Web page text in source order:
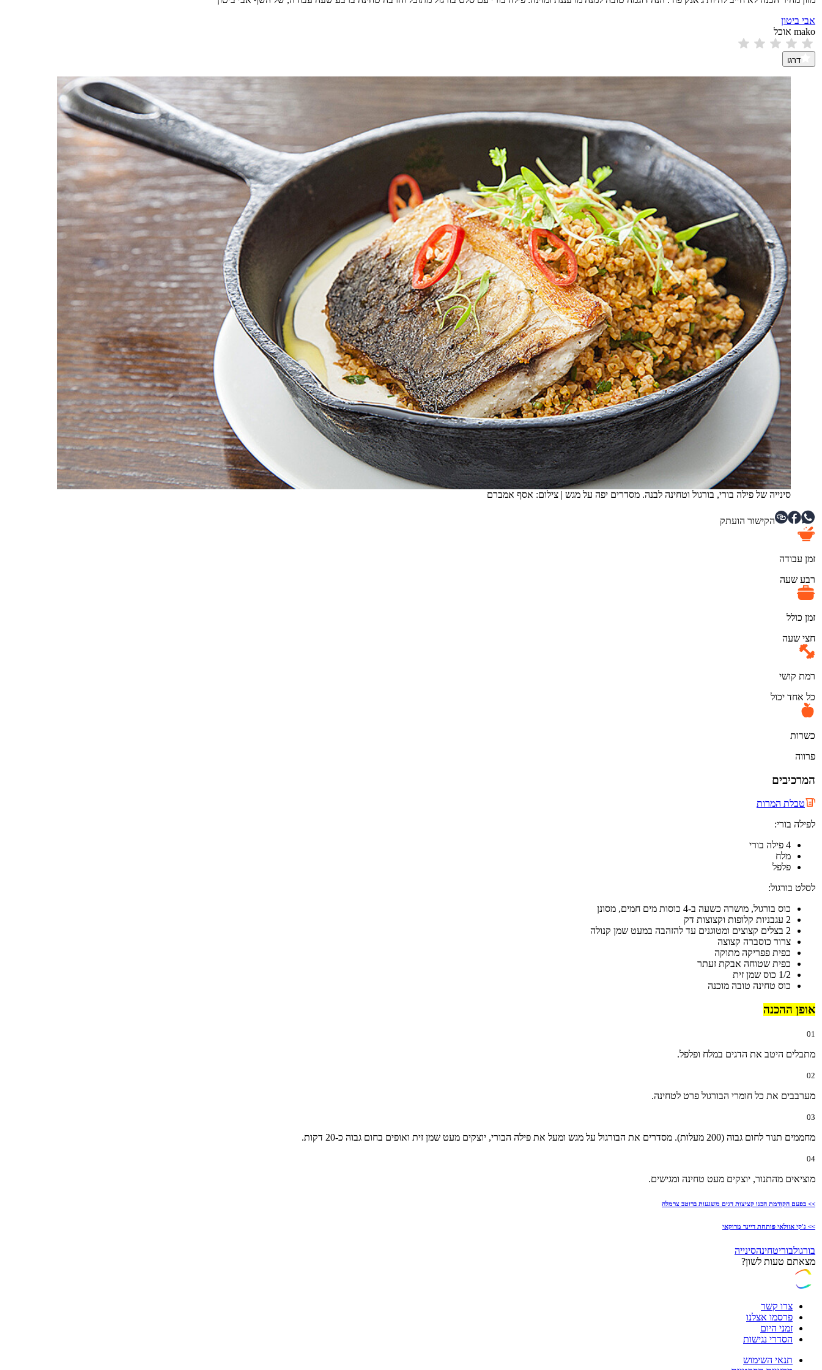
אבי ביטון
mako אוכל
דרגו
סינייה של פילה בורי, בורגול וטחינה לבנה. מסדרים יפה על מגש | צילום: אסף אמברם
הקישור הועתק
זמן עבודה
רבע שעה
זמן כולל
חצי שעה
רמת קושי
כל אחד יכול
כשרות
פרווה
המרכיבים
טבלת המרות
לפילה בורי:
4 פילה בורי
מלח
פלפל
לסלט בורגול:
כוס בורגול, מושרה כשעה ב-4 כוסות מים חמים, מסונן
2 עגבניות קלופות וקצוצות דק
2 בצלים קצוצים ומטוגנים עד להזהבה במעט שמן קנולה
צרור כוסברה קצוצה
כפית פפריקה מתוקה
כפית שטוחה אבקת זעתר
1/2 כוס שמן זית
כוס טחינה טובה מוכנה
אופן ההכנה
01
מתבלים היטב את הדגים במלח ופלפל.
02
מערבבים את כל חומרי הבורגול פרט לטחינה.
03
מחממים תנור לחום גבוה (200 מעלות). מסדרים את הבורגול על מגש ומעל את פילה הבורי, יוצקים מעט שמן זית ואופים בחום גבוה כ-20 דקות.
04
מוציאים מהתנור, יוצקים מעט טחינה ומגישים.
>> בפעם הקודמת הכנו קציצות דגים משגעות ברוטב צרמלה
>> ג'קי אזולאי פותחת דיינר מרוקאי
בורגולבוריטחינהסינייה
מצאתם טעות לשון?
צרו קשר
פרסמו אצלנו
זמני היום
הסדרי נגישות
תנאי השימוש